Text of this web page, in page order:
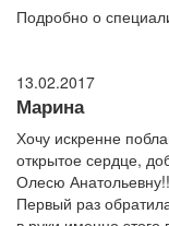
Подробно о
13.02.2017
Марина
Хочу искренне
открытое сердце,
Олесю
Первый раз